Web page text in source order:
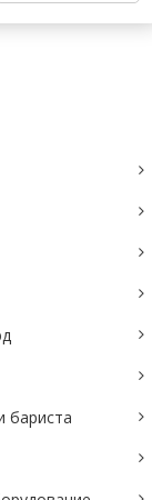
бариста